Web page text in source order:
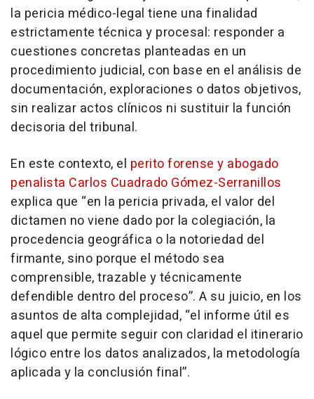
la pericia médico-legal tiene una finalidad
estrictamente técnica y procesal: responder a
cuestiones concretas planteadas en un
procedimiento judicial, con base en el análisis de
documentación, exploraciones o datos objetivos,
sin realizar actos clínicos ni sustituir la función
decisoria del tribunal.
En este contexto, el perito forense y abogado
penalista Carlos Cuadrado Gómez-Serranillos
explica que “en la pericia privada, el valor del
dictamen no viene dado por la colegiación, la
procedencia geográfica o la notoriedad del
firmante, sino porque el método sea
comprensible, trazable y técnicamente
defendible dentro del proceso”. A su juicio, en los
asuntos de alta complejidad, “el informe útil es
aquel que permite seguir con claridad el itinerario
lógico entre los datos analizados, la metodología
aplicada y la conclusión final”.